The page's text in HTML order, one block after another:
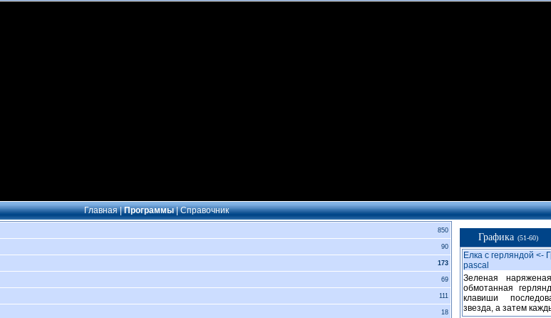
Главная|Программы|Справочник
850
90
173
69
111
18
Графика (51-60)
Елка с герляндой <-
pascal
Зеленая
обмотанная
клавиши
звезда, а затем